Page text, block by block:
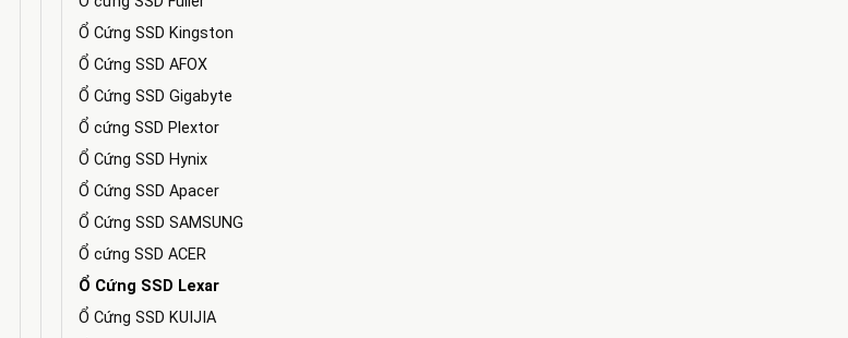
Ổ Cứng SSD Kingston
Ổ Cứng SSD AFOX
Ổ Cứng SSD Gigabyte
Ổ cứng SSD Plextor
Ổ Cứng SSD Hynix
Ổ Cứng SSD Apacer
Ổ Cứng SSD SAMSUNG
Ổ cứng SSD ACER
Ổ Cứng SSD Lexar
Ổ Cứng SSD KUIJIA